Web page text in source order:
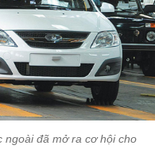
ngoài đã mở ra cơ hội cho